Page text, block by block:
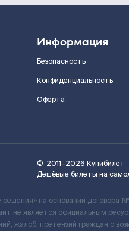
Информация
Безопасность
Конфиденциальность
Оферта
© 2011–2026 Купибилет
Дешёвые билеты на
на основании
не является официальным
жалоб, претензий граждан о